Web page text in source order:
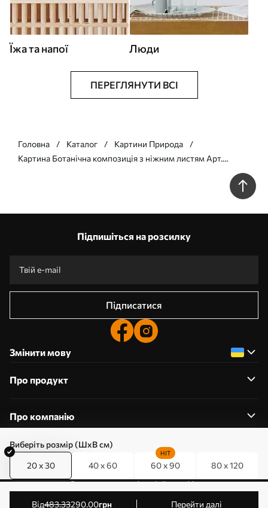
Виберіть розмір (ШхВ см)
20 x 30 40 x 60 60 x 90
HIT
80 x 120
від483.33290.00грн Перейти далі
Їжа та напої Люди
ПЕРЕГЛЯНУТИ ВСІ
Головна Каталог
Картини Природа
Картина Ботанічна композиція з ніжним листям Арт.
Підпишіться на розсилку
Підписатися
Змінити мову
Про продукт
Про компанію
0800357223
Редагування дозволів на файли cookie
© 2011-2026 Art-holst. Усі права захищені. Власник: